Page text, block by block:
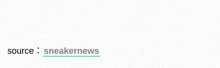
source： sneakernews